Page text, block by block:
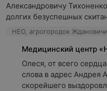
Александровичу
долгих безуспешных
НЕО, агрогородок
Медицинский центр
Олеся, от всего
слова в адрес Андрея
скорейшего